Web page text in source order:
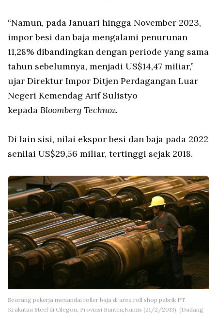
“Namun, pada Januari hingga November 2023,
impor besi dan baja mengalami penurunan
11,28% dibandingkan dengan periode yang sama
tahun sebelumnya, menjadi US$14,47 miliar,”
ujar Direktur Impor Ditjen Perdagangan Luar
Negeri Kemendag Arif Sulistyo
kepada Bloomberg Technoz.
Di lain sisi, nilai ekspor besi dan baja pada 2022
senilai US$29,56 miliar, tertinggi sejak 2018.
Seorang pekerja menandai roller baja di area roll shop pabrik PT
Krakatau Steel di Cilegon, Provinsi Banten,Kamis (21/2/2013). (Dadang